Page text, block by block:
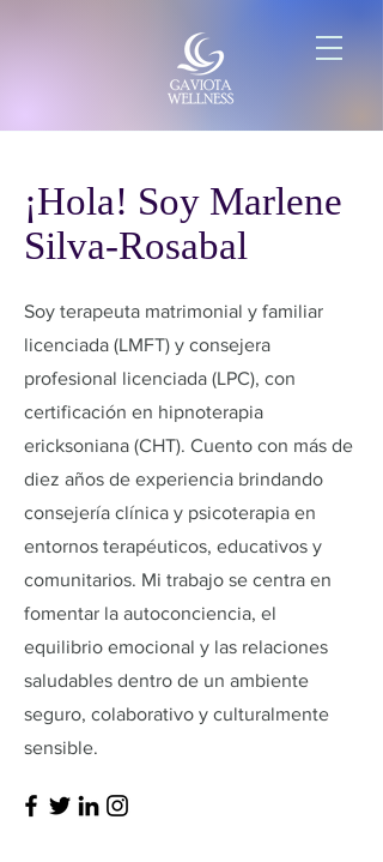
¡Hola! Soy Marlene
Silva-Rosabal
Soy terapeuta matrimonial y familiar
licenciada (LMFT) y consejera
profesional licenciada (LPC), con
certificación en hipnoterapia
ericksoniana (CHT). Cuento con más de
diez años de experiencia brindando
consejería clínica y psicoterapia en
entornos terapéuticos, educativos y
comunitarios. Mi trabajo se centra en
fomentar la autoconciencia, el
equilibrio emocional y las relaciones
saludables dentro de un ambiente
seguro, colaborativo y culturalmente
sensible.